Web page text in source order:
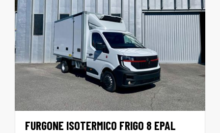
FURGONE ISOTERMICO FRIGO 8 EPAL